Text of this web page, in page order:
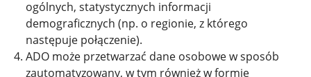
ogólnych, statystycznych informacji
demograficznych (np. o regionie, z którego
następuje połączenie).
ADO może przetwarzać dane osobowe w sposób
zautomatyzowany, w tym również w formie